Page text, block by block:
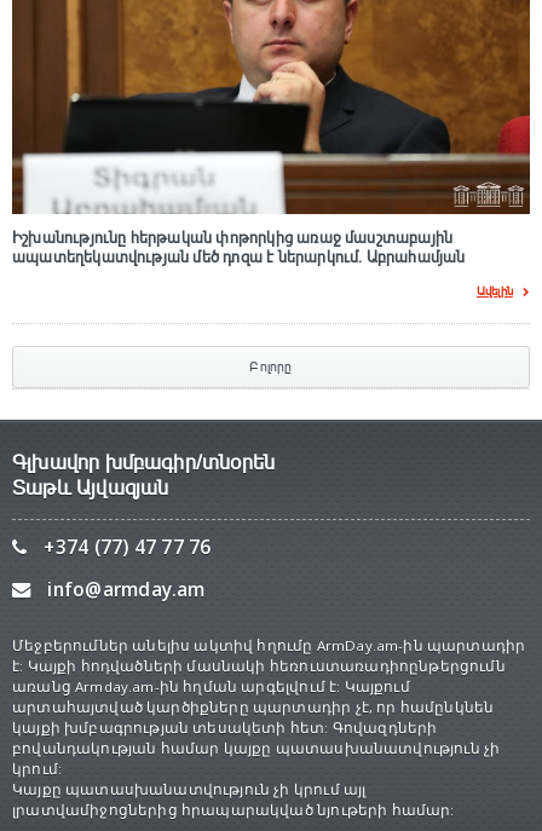
Իշխանությունը հերթական փոթորկից առաջ մասշտաբային
ապատեղեկատվության մեծ դnզա է ներարկում․ Աբրահամյան
Ավելին
Բոլորը
Գլխավոր խմբագիր/տնօրեն
Տաթև Այվազյան
+374 (77) 47 77 76
info@armday.am
Մեջբերումներ անելիս ակտիվ հղումը ArmDay.am-ին պարտադիր
է: Կայքի հոդվածների մասնակի հեռուստառադիոընթերցումն
առանց Armday.am-ին հղման արգելվում է: Կայքում
արտահայտված կարծիքները պարտադիր չէ, որ համընկնեն
կայքի խմբագրության տեսակետի հետ: Գովազդների
բովանդակության համար կայքը պատասխանատվություն չի
կրում:
Կայքը պատասխանատվություն չի կրում այլ
լրատվամիջոցներից հրապարակված նյութերի համար: